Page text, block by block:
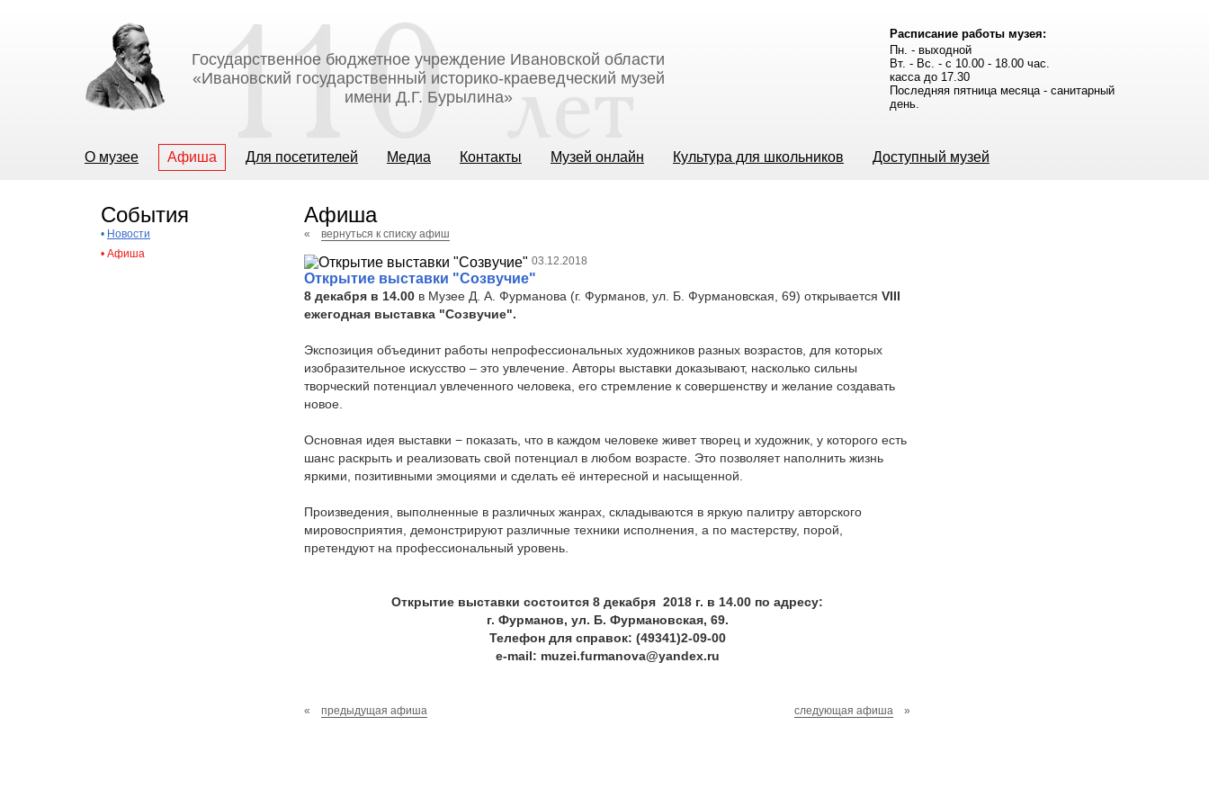
Государственное бюджетное учреждение Ивановской области
«Ивановский государственный историко-краеведческий музей
имени Д.Г. Бурылина»
Расписание работы музея:
Пн. - выходной
Вт. - Вс. - с 10.00 - 18.00 час.
касса до 17.30
Последняя пятница месяца - санитарный
день.
О музее Афиша Для посетителей Медиа Контакты Музей онлайн Культура для школьников Доступный музей
События
• Новости
• Афиша
Афиша
« вернуться к списку афиш
03.12.2018
Открытие выставки "Созвучие"
8 декабря в 14.00 в Музее Д. А. Фурманова (г. Фурманов, ул. Б. Фурмановская, 69) открывается VIII
ежегодная выставка "Созвучие".
Экспозиция объединит работы непрофессиональных художников разных возрастов, для которых
изобразительное искусство – это увлечение. Авторы выставки доказывают, насколько сильны
творческий потенциал увлеченного человека, его стремление к совершенству и желание создавать
новое.
Основная идея выставки − показать, что в каждом человеке живет творец и художник, у которого есть
шанс раскрыть и реализовать свой потенциал в любом возрасте. Это позволяет наполнить жизнь
яркими, позитивными эмоциями и сделать её интересной и насыщенной.
Произведения, выполненные в различных жанрах, складываются в яркую палитру авторского
мировосприятия, демонстрируют различные техники исполнения, а по мастерству, порой,
претендуют на профессиональный уровень.
Открытие выставки состоится 8 декабря 2018 г. в 14.00 по адресу:
г. Фурманов, ул. Б. Фурмановская, 69.
Телефон для справок: (49341)2-09-00
e-mail: muzei.furmanova@yandex.ru
« предыдущая афиша следующая афиша »